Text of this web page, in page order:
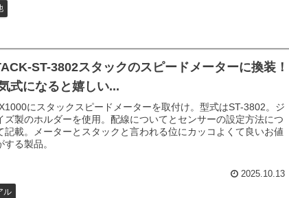
ST-3802スタックのスピードメーターに換装！
式になると嬉しい...
にスタックスピードメーターを取付け。型式はST-3802。ジ
ズ製のホルダーを使用。配線についてとセンサーの設定方法につ
記載。メーターとスタックと言われる位にカッコよくて良いお値
する製品。
2025.10.13
ル